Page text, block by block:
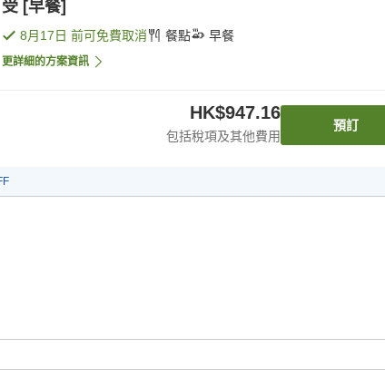
受 [早餐]
8月17日 前可免費取消 餐點 早餐
更詳細的方案資訊
HK$947.16
包括稅項及其他費用
預訂